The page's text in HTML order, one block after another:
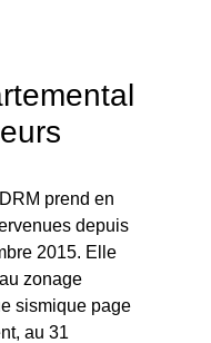
prend en
depuis
2015. Elle
zonage
sismique page
au 31